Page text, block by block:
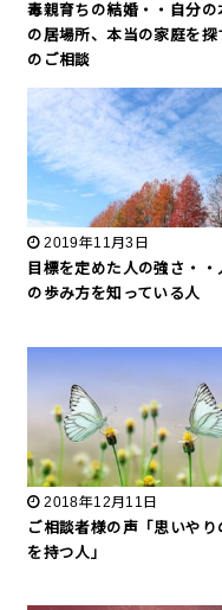
毒親育ちの結婚・・自分の
の居場所、本当の家庭を探
のご相談
2019年11月3日
目標を定めた人の強さ・・
の歩み方を知っている人
2018年12月11日
ご相談者様の声「思いやり
を持つ人」